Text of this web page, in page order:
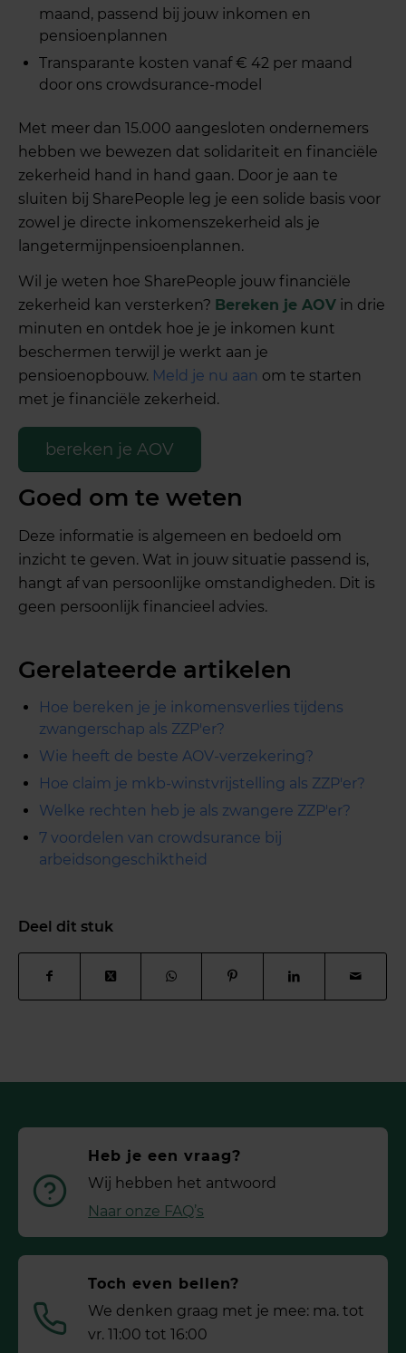
maand, passend bij jouw inkomen en
pensioenplannen
Transparante kosten vanaf € 42 per maand
door ons crowdsurance-model
Met meer dan 15.000 aangesloten ondernemers
hebben we bewezen dat solidariteit en financiële
zekerheid hand in hand gaan. Door je aan te
sluiten bij SharePeople leg je een solide basis voor
zowel je directe inkomenszekerheid als je
langetermijnpensioenplannen.
Wil je weten hoe SharePeople jouw financiële
zekerheid kan versterken? Bereken je AOV in drie
minuten en ontdek hoe je je inkomen kunt
beschermen terwijl je werkt aan je
pensioenopbouw. Meld je nu aan om te starten
met je financiële zekerheid.
bereken je AOV
Goed om te weten
Deze informatie is algemeen en bedoeld om
inzicht te geven. Wat in jouw situatie passend is,
hangt af van persoonlijke omstandigheden. Dit is
geen persoonlijk financieel advies.
Gerelateerde artikelen
Hoe bereken je je inkomensverlies tijdens
zwangerschap als ZZP'er?
Wie heeft de beste AOV-verzekering?
Hoe claim je mkb-winstvrijstelling als ZZP'er?
Welke rechten heb je als zwangere ZZP'er?
7 voordelen van crowdsurance bij
arbeidsongeschiktheid
Deel dit stuk
Heb je een vraag?
Wij hebben het antwoord
Naar onze FAQ’s
Toch even bellen?
We denken graag met je mee: ma. tot
vr. 11:00 tot 16:00